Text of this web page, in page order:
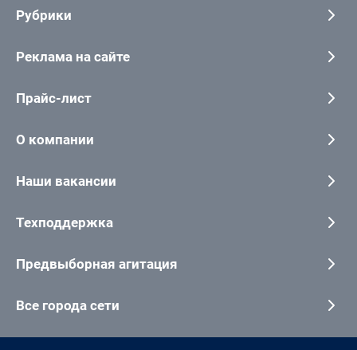
Рубрики
Реклама на сайте
Прайс-лист
О компании
Наши вакансии
Техподдержка
Предвыборная агитация
Все города сети